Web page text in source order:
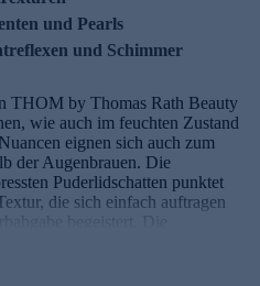
und Pearls
und Schimmer
THOM by Thomas Rath Beauty
wie auch im feuchten Zustand
eignen sich auch zum
der Augenbrauen. Die
Puderlidschatten punktet
die sich einfach auftragen
begeistert. Die
weichen Auftrag, ist leicht zu